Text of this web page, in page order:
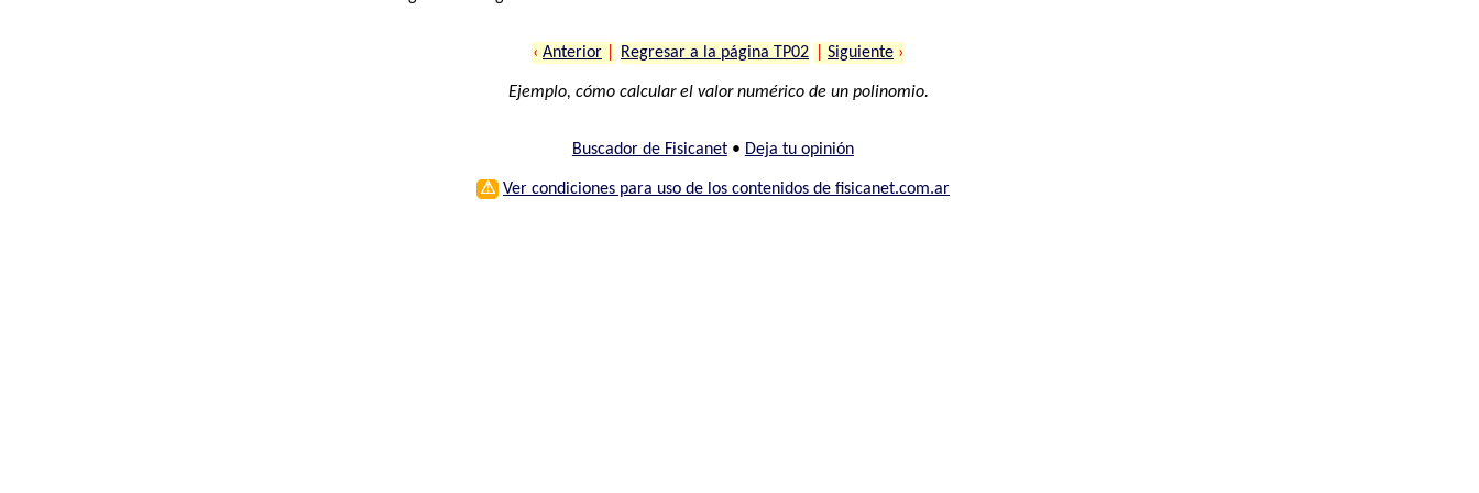
‹ Anterior Regresar a la página TP02 Siguiente ›
Ejemplo, cómo calcular el valor numérico de un polinomio.
Buscador de Fisicanet• Deja tu opinión
⚠ Ver condiciones para uso de los contenidos de fisicanet.com.ar